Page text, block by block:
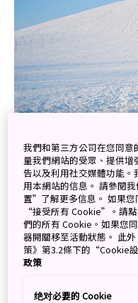
野口勇在看過公園前，
一件雕塑作品。加入改
個雕塑品，並搭配周遭
的兩座山體現自然和諧
山，以及標高 30 公尺
金字塔 Hidamari，向
師貝聿銘致敬。
我們和第三方公司在您同
量我們網站的受眾、提供
告以及利用社交媒體功能
用本網站的信息。 請參閱
置”了解更多信息。 如果
“接受所有 Cookie”。請
們的所有 Cookie。如果您
器開關移至活動狀態。 此
策》第3.2條下的“Cookie
政策
绝对必要的 Cookie